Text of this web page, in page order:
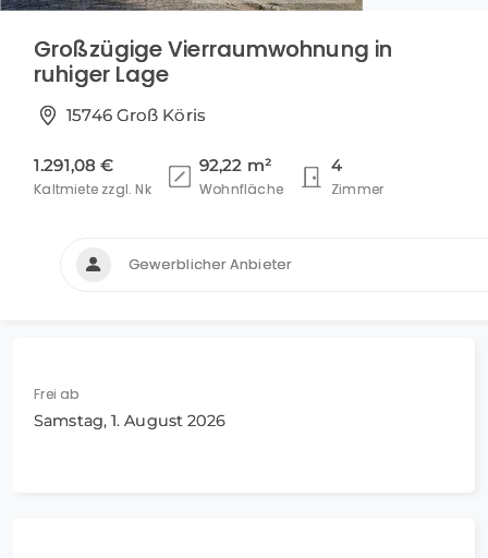
Gewerblicher Anbieter
Großzügige Vierraumwohnung in
ruhiger Lage
15746 Groß Köris
1.291,08 €
Kaltmiete zzgl. Nk
92,22 m²
Wohnfläche
4
Zimmer
Frei ab
Samstag, 1. August 2026